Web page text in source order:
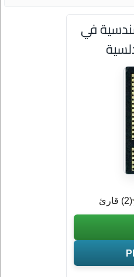
في
(
2) قارئ